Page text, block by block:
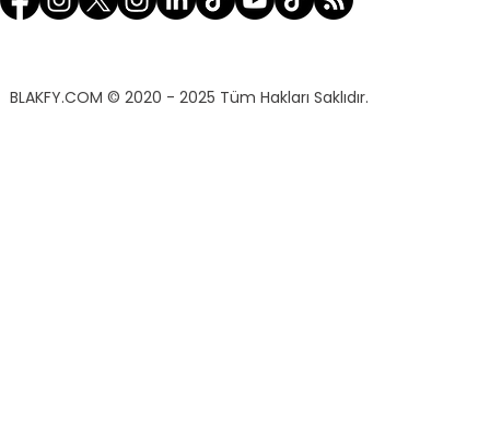
BLAKFY.COM © 2020 - 2025 Tüm Hakları Saklıdır.